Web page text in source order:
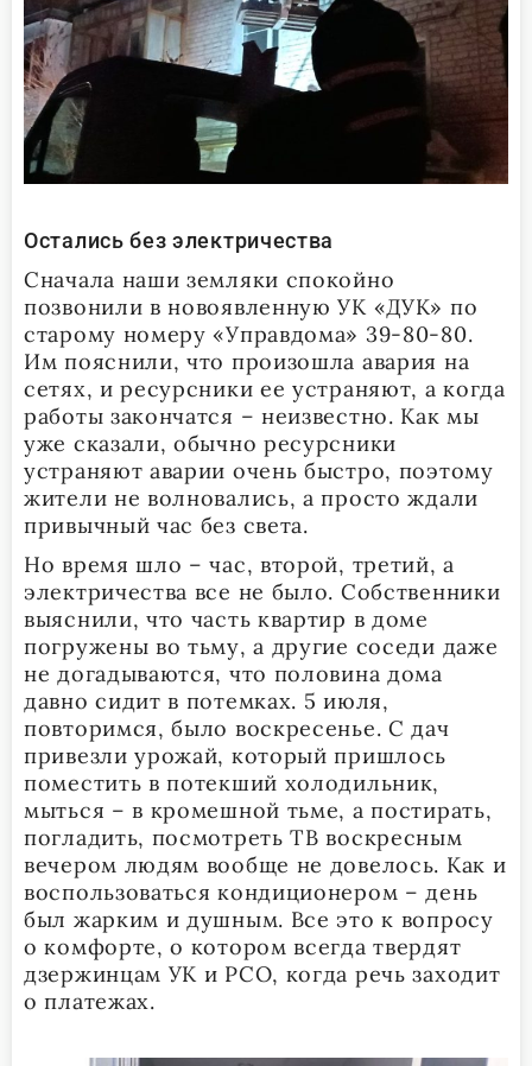
Остались без электричества
Сначала наши земляки спокойно
позвонили в новоявленную УК «ДУК» по
старому номеру «Управдома» 39-80-80.
Им пояснили, что произошла авария на
сетях, и ресурсники ее устраняют, а когда
работы закончатся – неизвестно. Как мы
уже сказали, обычно ресурсники
устраняют аварии очень быстро, поэтому
жители не волновались, а просто ждали
привычный час без света.
Но время шло – час, второй, третий, а
электричества все не было. Собственники
выяснили, что часть квартир в доме
погружены во тьму, а другие соседи даже
не догадываются, что половина дома
давно сидит в потемках. 5 июля,
повторимся, было воскресенье. С дач
привезли урожай, который пришлось
поместить в потекший холодильник,
мыться – в кромешной тьме, а постирать,
погладить, посмотреть ТВ воскресным
вечером людям вообще не довелось. Как и
воспользоваться кондиционером – день
был жарким и душным. Все это к вопросу
о комфорте, о котором всегда твердят
дзержинцам УК и РСО, когда речь заходит
о платежах.